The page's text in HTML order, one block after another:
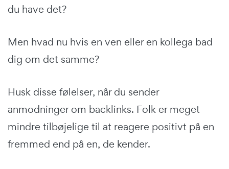
du have det?
Men hvad nu hvis en ven eller en kollega bad
dig om det samme?
Husk disse følelser, når du sender
anmodninger om backlinks. Folk er meget
mindre tilbøjelige til at reagere positivt på en
fremmed end på en, de kender.